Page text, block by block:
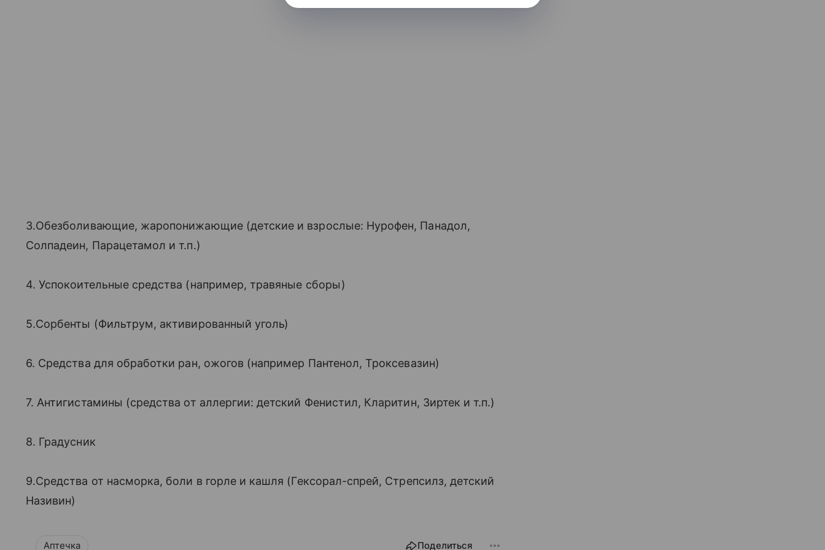
3.Обезболивающие, жаропонижающие (детские и взрослые: Нурофен, Панадол,
Солпадеин, Парацетамол и т.п.)
4. Успокоительные средства (например, травяные сборы)
5.Сорбенты (Фильтрум, активированный уголь)
6. Средства для обработки ран, ожогов (например Пантенол, Троксевазин)
7. Антигистамины (средства от аллергии: детский Фенистил, Кларитин, Зиртек и т.п.)
8. Градусник
9.Средства от насморка, боли в горле и кашля (Гексорал-спрей, Стрепсилз, детский
Називин)
Аптечка Поделиться